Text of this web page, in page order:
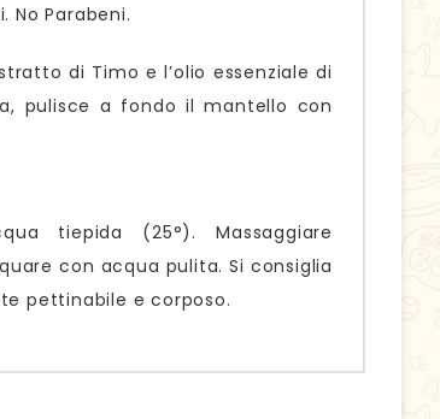
Parabeni.
di Timo e l’olio essenziale di
pulisce a fondo il mantello con
tiepida (25°). Massaggiare
con acqua pulita. Si consiglia
pettinabile e corposo.